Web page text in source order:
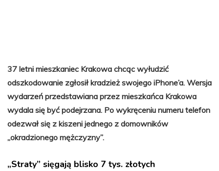
37 letni mieszkaniec Krakowa chcąc wyłudzić
odszkodowanie zgłosił kradzież swojego iPhone’a. Wersja
wydarzeń przedstawiana przez mieszkańca Krakowa
wydala się być podejrzana. Po wykręceniu numeru telefon
odezwał się z kiszeni jednego z domowników
„okradzionego mężczyzny”.
„Straty” sięgają blisko 7 tys. złotych